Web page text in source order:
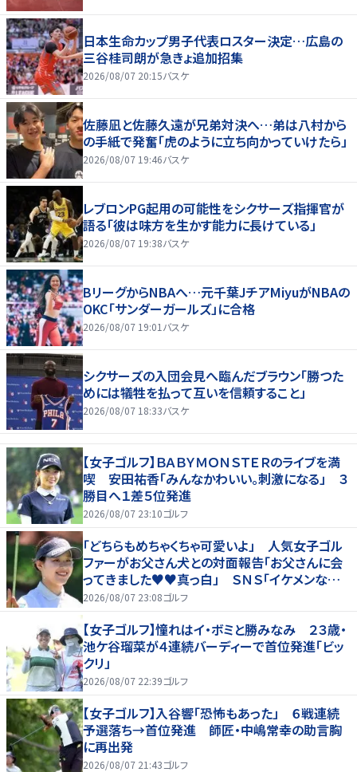
日本生命カップ男子代表ロスター決定…広島の
三谷桂司朗が急きょ追加招集
2026/08/07 20:15バスケ
佐藤凪と佐藤久遠が兄弟対決へ…弟は八村から
の手紙で発奮「虎のように立ち向かっていけたら」
2026/08/07 19:46バスケ
レブロンPG起用の可能性をシクサーズ指揮官が
語る「彼は味方を生かす能力に長けている」
2026/08/07 19:38バスケ
BリーグからNBAへ…元千葉JチアMiyuがNBAの
OKC「サンダーガールズ」に合格
2026/08/07 19:01 バスケ
シクサーズの入団会見へ臨んだブラウン「勝つた
めには犠牲を払って互いを信頼すること」
2026/08/07 18:33バスケ
【女子ゴルフ】ＢＡＢＹＭＯＮＳＴＥＲのライブを満
喫 安田祐香「みんなかわいい。刺激になる」 ３
勝目へ１差５位発進
2026/08/07 23:10ゴルフ
「どちらもめちゃくちゃ可愛いよ」 人気女子ゴル
ファーがお父さん犬との対面報告「お父さんに会
ってきました♥♥真っ白」 ＳＮＳ「イケメンなお
父さん」「白戸家入りするんですか？」
2026/08/07 23:08ゴルフ
【女子ゴルフ】憧れはイ・ボミと勝みなみ ２３歳・
池ケ谷瑠菜が４連続バーディーで首位発進「ビッ
クリ」
2026/08/07 22:39ゴルフ
【女子ゴルフ】入谷響「恐怖もあった」 ６戦連続
予選落ち→首位発進 師匠・中嶋常幸の助言胸
に再出発
2026/08/07 21:43ゴルフ